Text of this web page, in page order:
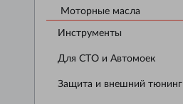
Моторные масла
Инструменты
Для СТО и Автомоек
Защита и внешний тюнинг